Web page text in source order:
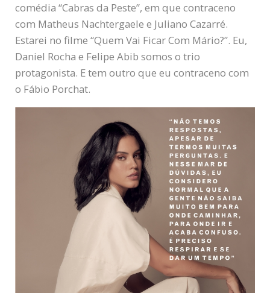
comédia “Cabras da Peste”, em que contraceno
com Matheus Nachtergaele e Juliano Cazarré.
Estarei no filme “Quem Vai Ficar Com Mário?”. Eu,
Daniel Rocha e Felipe Abib somos o trio
protagonista. E tem outro que eu contraceno com
o Fábio Porchat.